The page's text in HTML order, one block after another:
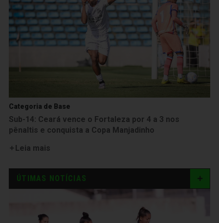
Categoria de Base
Sub-14: Ceará vence o Fortaleza por 4 a 3 nos
pênaltis e conquista a Copa Manjadinho
Leia mais
ÚTIMAS NOTÍCIAS